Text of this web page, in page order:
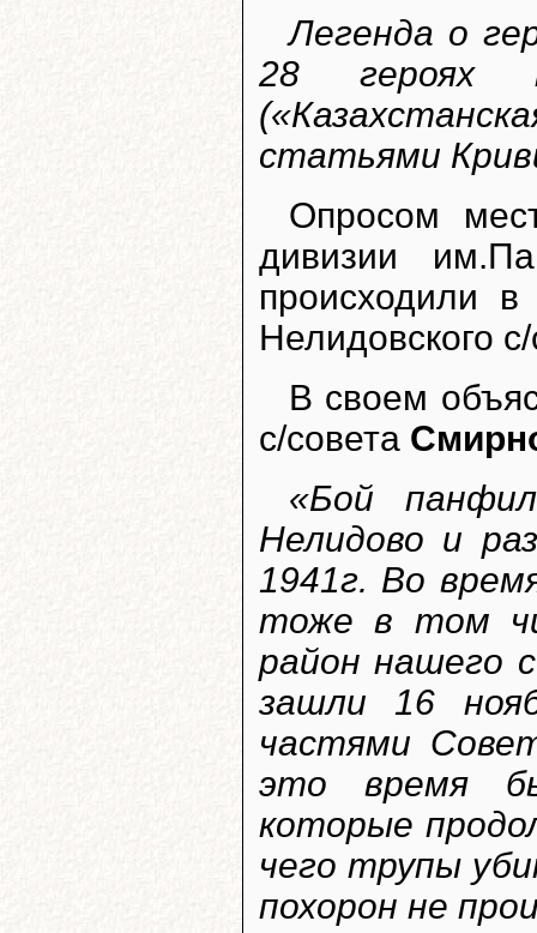
Легенда о
28 героях
статьями
Опросом
дивизии
происходили
Нелидовского
В своем
с/совета
«Бой
Нелидово и
1941г. Во
тоже в том
район нашего
зашли 16
частями
это время
которые
чего трупы
похорон не